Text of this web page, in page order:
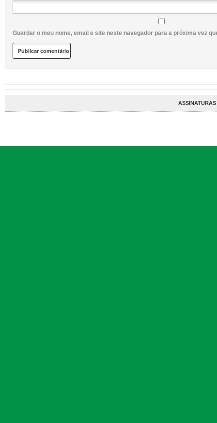
Guardar o meu nome, email e site neste navegador para a próxima vez
ASSINATURAS